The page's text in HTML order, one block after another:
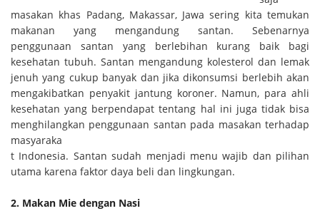
masakan khas Padang, Makassar, Jawa sering kita temukan
makanan yang mengandung santan. Sebenarnya
penggunaan santan yang berlebihan kurang baik bagi
kesehatan tubuh. Santan mengandung kolesterol dan lemak
jenuh yang cukup banyak dan jika dikonsumsi berlebih akan
mengakibatkan penyakit jantung koroner. Namun, para ahli
kesehatan yang berpendapat tentang hal ini juga tidak bisa
menghilangkan penggunaan santan pada masakan terhadap
masyaraka
t Indonesia. Santan sudah menjadi menu wajib dan pilihan
utama karena faktor daya beli dan lingkungan.
2. Makan Mie dengan Nasi